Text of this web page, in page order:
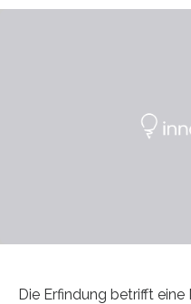
Die Erfindung betrifft